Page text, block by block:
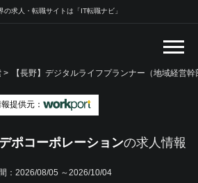
求人・転職サイトは「IT転職ナビ」
> 【長野】デジタルライフプランナー（地域経営
提供元：
ポコーポレーションの求人情報
： 2026/08/05 ～2026/10/04